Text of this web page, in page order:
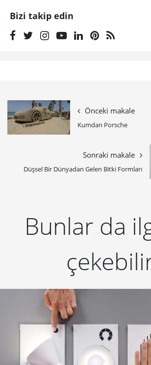
Bizi takip edin
Önceki makale
Kumdan Porsche
Sonraki makale
Düşsel Bir Dünyadan Gelen Bitki Formları
Bunlar da